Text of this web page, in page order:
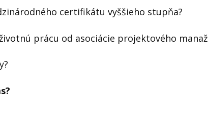
certifikátu vyššieho stupňa?
prácu od asociácie projektového